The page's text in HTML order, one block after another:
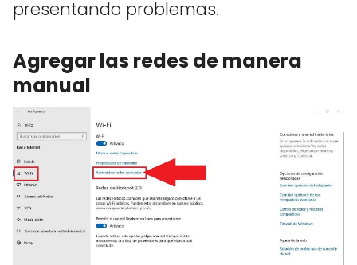
presentando problemas.
Agregar las redes de manera
manual